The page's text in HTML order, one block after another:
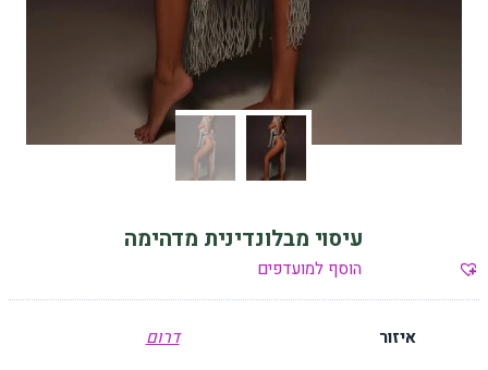
עיסוי מבלונדינית מדהימה
הוסף למועדפים
איזור דרום